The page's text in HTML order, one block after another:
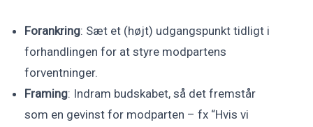
Forankring: Sæt et (højt) udgangspunkt tidligt i
forhandlingen for at styre modpartens
forventninger.
Framing: Indram budskabet, så det fremstår
som en gevinst for modparten – fx “Hvis vi